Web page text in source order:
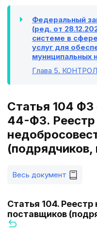
Федеральный
(ред. от
системе в
услуг для
муниципальных
Глава 5.
Статья 104 ФЗ
44-ФЗ. Реестр
(подрядчиков,
Весь документ
Статья 104.
поставщиков